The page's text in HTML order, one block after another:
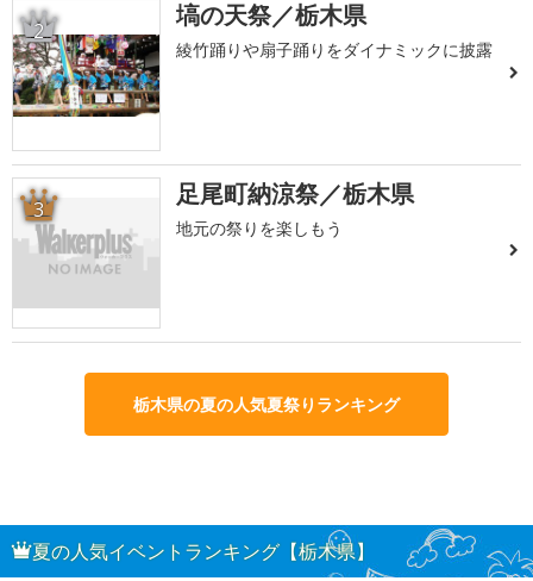
2 塙の天祭／栃木県
綾竹踊りや扇子踊りをダイナミックに披露
3 足尾町納涼祭／栃木県
地元の祭りを楽しもう
栃木県の夏の人気夏祭りランキング
夏の人気イベントランキング【栃木県】